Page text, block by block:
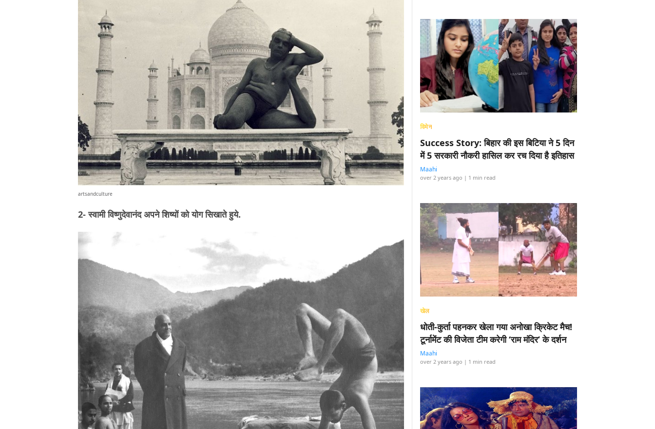
artsandculture
2- स्वामी विष्णुदेवानंद अपने शिष्यों को योग सिखाते हुये.
विमेन
Success Story: बिहार की इस बिटिया ने 5 दिन
में 5 सरकारी नौकरी हासिल कर रच दिया है इतिहास
Maahi
over 2 years ago | 1 min read
खेल
धोती-कुर्ता पहनकर खेला गया अनोखा क्रिकेट मैच!
टूर्नामेंट की विजेता टीम करेगी ‘राम मंदिर’ के दर्शन
Maahi
over 2 years ago | 1 min read